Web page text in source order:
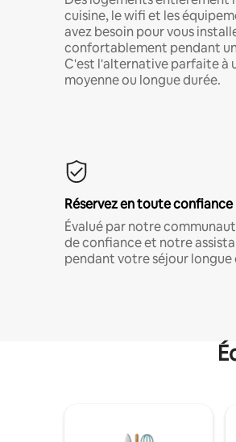
cuisine, le wifi et les
avez besoin pour vous
confortablement pendant
C'est l'alternative parfaite à
moyenne ou longue durée.
Réservez en toute confiance
Évalué par notre
de confiance et notre
pendant votre séjour longue